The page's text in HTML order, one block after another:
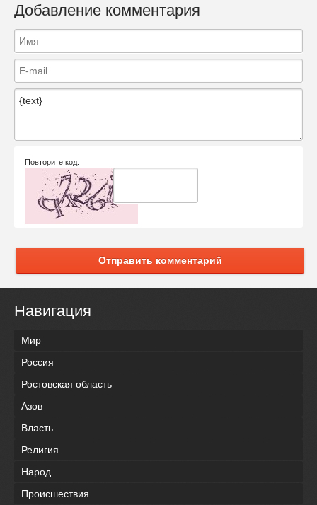
Добавление комментария
Повторите код:
Отправить комментарий
Навигация
Мир
Россия
Ростовская область
Азов
Власть
Религия
Народ
Происшествия